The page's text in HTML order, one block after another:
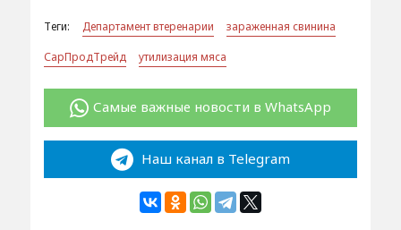
Теги: Департамент втеренарии
зараженная свинина
СарПродТрейд
утилизация мяса
Самые важные новости в WhatsApp
Наш канал в Telegram